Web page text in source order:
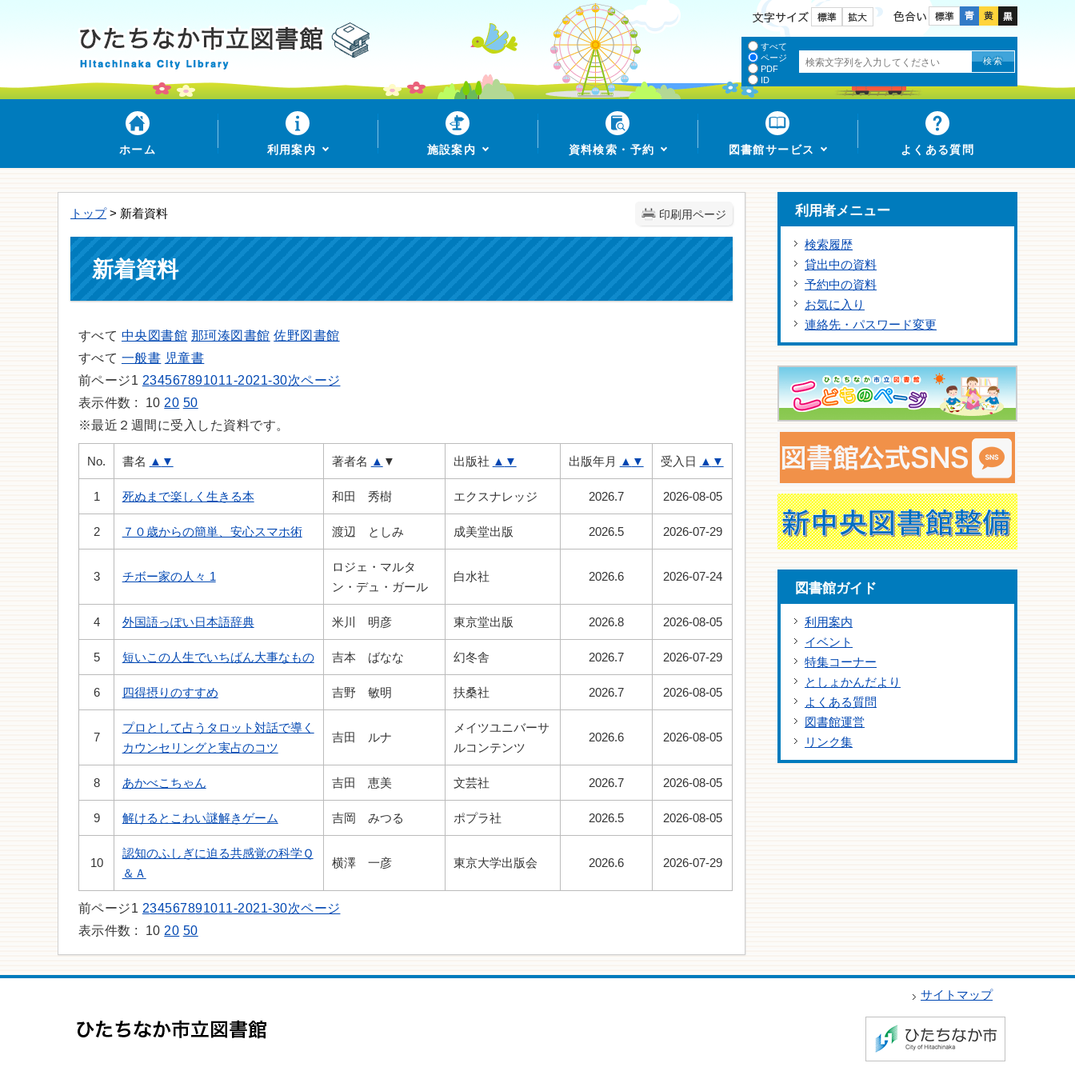
色合い
文字サイズ
すべて
ページ
PDF
ID
ホーム 利用案内 施設案内 資料検索・予約 図書館サービス よくある質問
印刷用ページ
トップ> 新着資料
新着資料
すべて 中央図書館 那珂湊図書館 佐野図書館
すべて 一般書 児童書
前ページ1 234567891011-2021-30次ページ
表示件数 : 10 20 50
※最近２週間に受入した資料です。
No. 書名 ▲ ▼ 著者名 ▲ ▼ 出版社 ▲ ▼ 出版年月 ▲ ▼ 受入日 ▲ ▼
1 死ぬまで楽しく生きる本 和田 秀樹 エクスナレッジ 2026.7 2026-08-05
2 ７０歳からの簡単、安心スマホ術 渡辺 としみ 成美堂出版 2026.5 2026-07-29
3 チボー家の人々 1
ロジェ・マルタ
ン・デュ・ガール
白水社 2026.6 2026-07-24
4 外国語っぽい日本語辞典 米川 明彦 東京堂出版 2026.8 2026-08-05
5 短いこの人生でいちばん大事なもの 吉本 ばなな 幻冬舎 2026.7 2026-07-29
6 四得摂りのすすめ 吉野 敏明 扶桑社 2026.7 2026-08-05
7
プロとして占うタロット対話で導く
カウンセリングと実占のコツ
吉田 ルナ
メイツユニバーサ
ルコンテンツ
2026.6 2026-08-05
8 あかべこちゃん 吉田 恵美 文芸社 2026.7 2026-08-05
9 解けるとこわい謎解きゲーム 吉岡 みつる ポプラ社 2026.5 2026-08-05
10
認知のふしぎに迫る共感覚の科学Ｑ
＆Ａ
横澤 一彦 東京大学出版会 2026.6 2026-07-29
前ページ1 234567891011-2021-30次ページ
表示件数 : 10 20 50
利用者メニュー
検索履歴
貸出中の資料
予約中の資料
お気に入り
連絡先・パスワード変更
図書館ガイド
利用案内
イベント
特集コーナー
としょかんだより
よくある質問
図書館運営
リンク集
サイトマップ